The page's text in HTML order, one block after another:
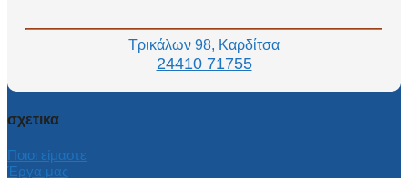
Τρικάλων 98, Καρδίτσα
24410 71755
σχετικα
Ποιοι είμαστε
Έργα μας